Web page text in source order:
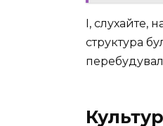
І, слухайте,
структура